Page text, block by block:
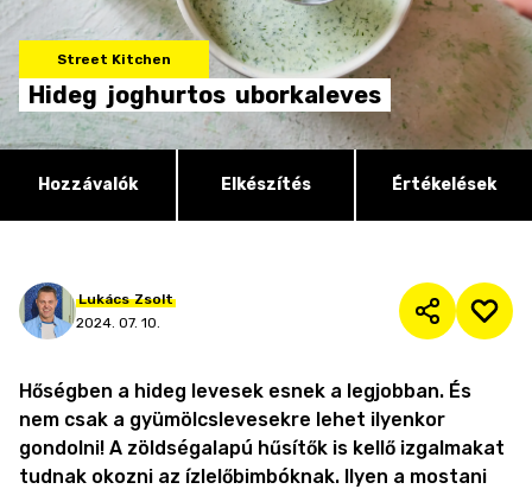
Street Kitchen
Hideg joghurtos uborkaleves
Hozzávalók Elkészítés Értékelések
Lukács Zsolt
2024. 07. 10.
Hőségben a hideg levesek esnek a legjobban. És
nem csak a gyümölcslevesekre lehet ilyenkor
gondolni! A zöldségalapú hűsítők is kellő izgalmakat
tudnak okozni az ízlelőbimbóknak. Ilyen a mostani